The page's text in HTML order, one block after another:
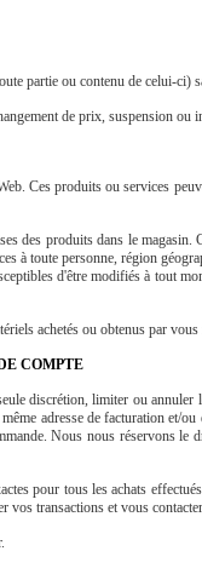
partie ou contenu de celui-ci)
de prix, suspension ou
Ces produits ou services
des produits dans le
à toute personne, région
d'être modifiés à tout
achetés ou obtenus par
COMPTE
discrétion, limiter ou
adresse de facturation
Nous nous réservons
pour tous les achats
transactions et vous